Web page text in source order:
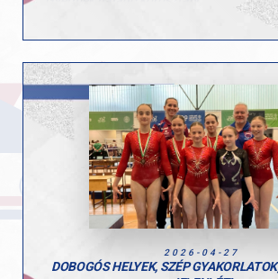
5. egyéni összetett
6. ugrás
Hunorfi Heléna
6. egyéni összetett
2. gerenda
5. ugrás
Gyermek kezdő korosztály
Herenkovics Rozália
egyéni összetett
ugrás
2026-04-27
DOBOGÓS HELYEK, SZÉP